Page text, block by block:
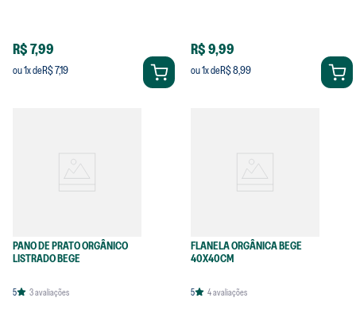
R$ 7,99
ou1x deR$ 7,19
R$ 9,99
ou1x deR$ 8,99
PANO DE PRATO ORGÂNICO
LISTRADO BEGE
5 3avaliações
FLANELA ORGÂNICA BEGE
40X40CM
5 4avaliações